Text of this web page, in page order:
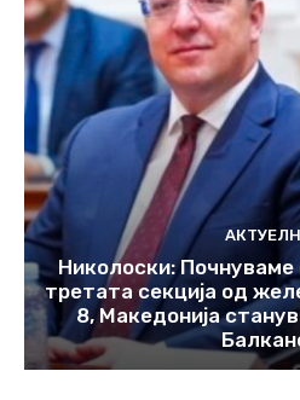
Николоски: Почнуваме
третата секција од
8, Македонија